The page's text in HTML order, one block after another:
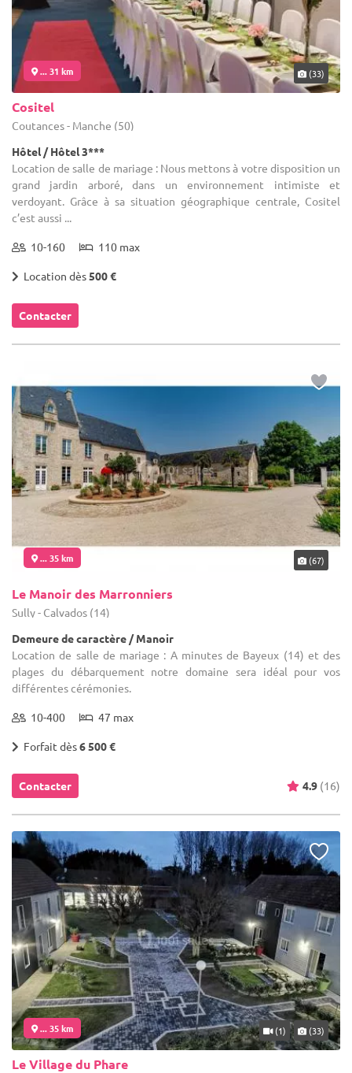
... 31 km (33)
Cositel
Coutances - Manche (50)
Hôtel / Hôtel 3***
Location de salle de mariage : Nous mettons à votre disposition un
grand jardin arboré, dans un environnement intimiste et
verdoyant. Grâce à sa situation géographique centrale, Cositel
c’est aussi ...
10-160 110 max
Location dès500 €
Contacter
... 35 km (67)
Le Manoir des Marronniers
Sully - Calvados (14)
Demeure de caractère / Manoir
Location de salle de mariage : A minutes de Bayeux (14) et des
plages du débarquement notre domaine sera idéal pour vos
différentes cérémonies.
10-400 47 max
Forfait dès6 500 €
Contacter 4.9 (16)
... 35 km (1) (33)
Le Village du Phare